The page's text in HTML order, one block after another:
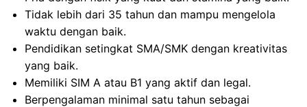
Tidak lebih dari 35 tahun dan mampu mengelola
waktu dengan baik.
Pendidikan setingkat SMA/SMK dengan kreativitas
yang baik.
Memiliki SIM A atau B1 yang aktif dan legal.
Berpengalaman minimal satu tahun sebagai